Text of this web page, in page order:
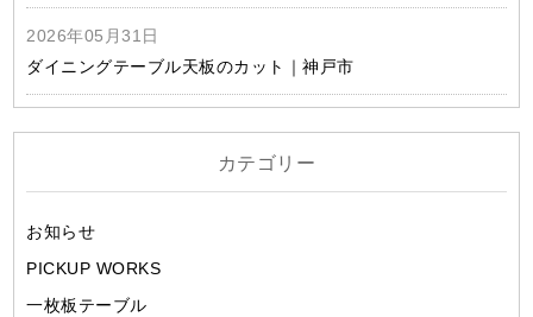
2026年05月31日
ダイニングテーブル天板のカット｜神戸市
カテゴリー
お知らせ
PICKUP WORKS
一枚板テーブル